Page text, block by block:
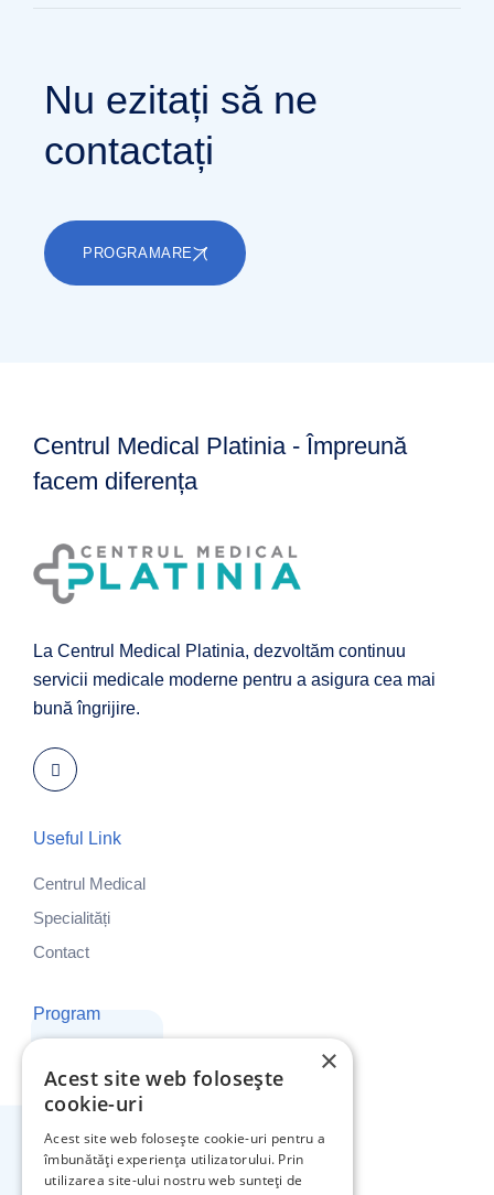
Nu ezitați să ne
contactați
PROGRAMARE
Centrul Medical Platinia - Împreună
facem diferența
La Centrul Medical Platinia, dezvoltăm continuu
servicii medicale moderne pentru a asigura cea mai
bună îngrijire.
Useful Link
Centrul Medical
Specialități
Contact
Program
Sâmbătă și Duminică: ÎNCHIS
Adresa Noastră
×
Acest site web folosește
cookie-uri
Acest site web folosește cookie-uri pentru a
îmbunătăți experiența utilizatorului. Prin
utilizarea site-ului nostru web sunteți de